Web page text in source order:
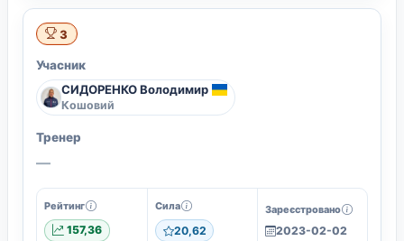
3
Учасник
СИДОРЕНКО Володимир
Кошовий
Тренер
—
Рейтинг
157,36
Сила
20,62
Зареєстровано
2023-02-02